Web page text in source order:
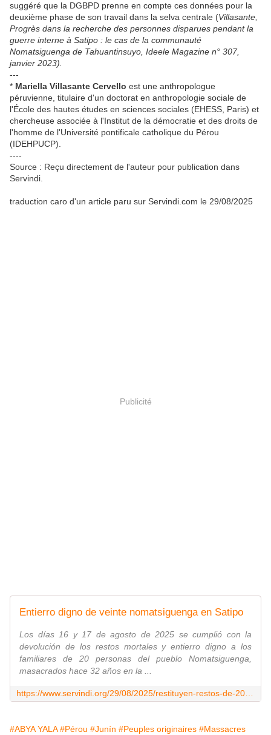
suggéré que la DGBPD prenne en compte ces données pour la
deuxième phase de son travail dans la selva centrale (Villasante,
Progrès dans la recherche des personnes disparues pendant la
guerre interne à Satipo : le cas de la communauté
Nomatsiguenga de Tahuantinsuyo, Ideele Magazine n° 307,
janvier 2023).
---
* Mariella Villasante Cervello est une anthropologue
péruvienne, titulaire d'un doctorat en anthropologie sociale de
l'École des hautes études en sciences sociales (EHESS, Paris) et
chercheuse associée à l'Institut de la démocratie et des droits de
l'homme de l'Université pontificale catholique du Pérou
(IDEHPUCP).
----
Source : Reçu directement de l'auteur pour publication dans
Servindi.
traduction caro d'un article paru sur Servindi.com le 29/08/2025
Publicité
Entierro digno de veinte nomatsiguenga en Satipo
Los días 16 y 17 de agosto de 2025 se cumplió con la
devolución de los restos mortales y entierro digno a los
familiares de 20 personas del pueblo Nomatsiguenga,
masacrados hace 32 años en la ...
#ABYA YALA #Pérou #Junín #Peuples originaires #Massacres